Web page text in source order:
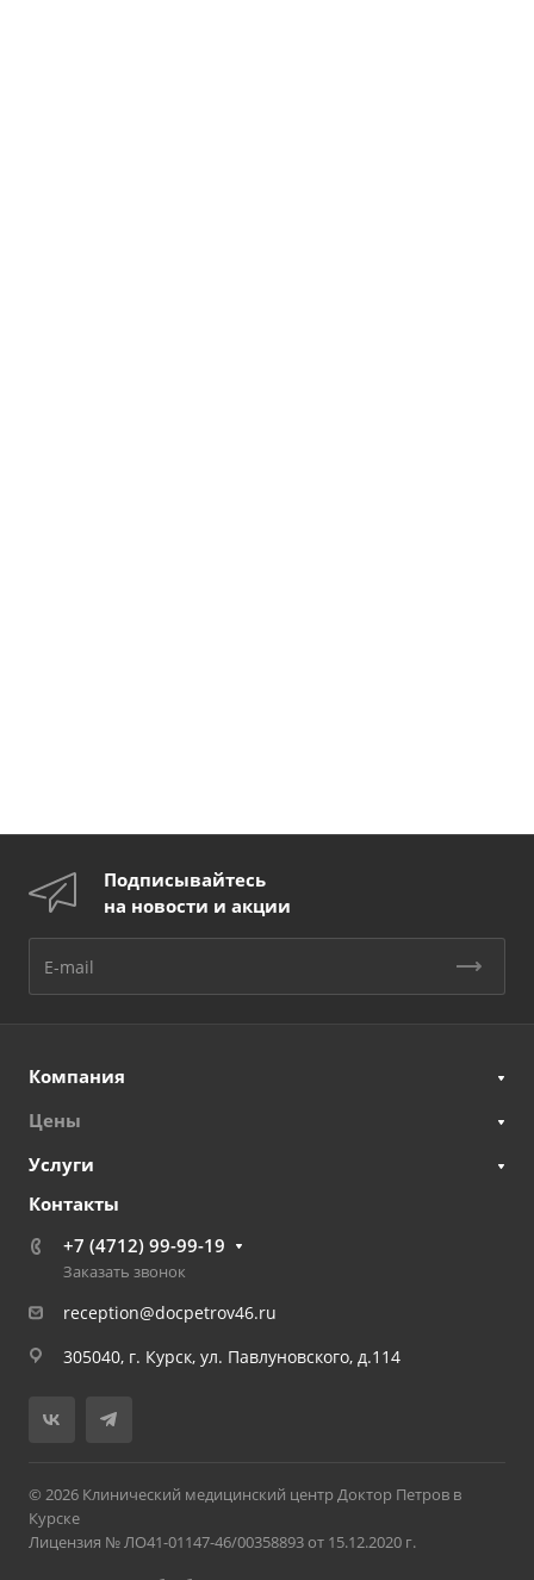
Подписывайтесь
на новости и акции
Компания
Цены
Услуги
Контакты
+7 (4712) 99-99-19
Заказать звонок
reception@docpetrov46.ru
305040, г. Курск, ул. Павлуновского, д.114
© 2026 Клинический медицинский центр Доктор Петров в
Курске
Лицензия № ЛО41-01147-46/00358893 от 15.12.2020 г.